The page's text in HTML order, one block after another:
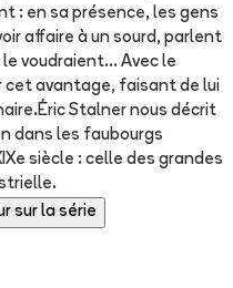
: en sa présence, les gens
affaire à un sourd, parlent
voudraient... Avec le
cet avantage, faisant de lui
Stalner nous décrit
dans les faubourgs
siècle : celle des grandes
sur la série